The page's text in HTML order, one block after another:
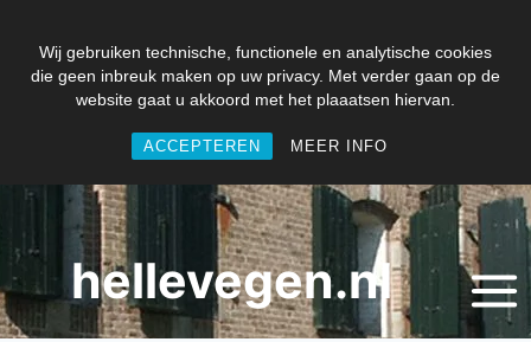
Wij gebruiken technische, functionele en analytische cookies
die geen inbreuk maken op uw privacy. Met verder gaan op de
website gaat u akkoord met het plaaatsen hiervan.
ACCEPTEREN MEER INFO
Doorgaan
inhoud
hellevegen.nl